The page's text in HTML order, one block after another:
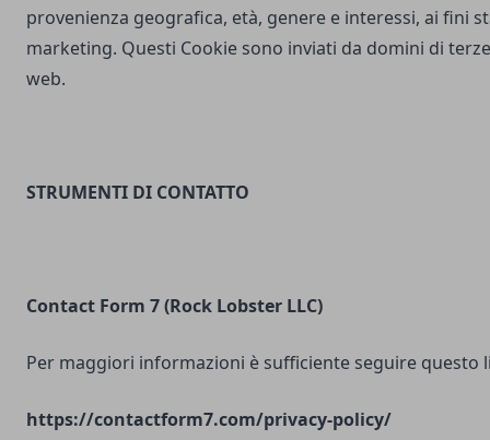
provenienza geografica, età, genere e interessi, ai fini
marketing. Questi Cookie sono inviati da domini di
web.
STRUMENTI DI CONTATTO
Contact Form 7 (Rock Lobster LLC)
Per maggiori informazioni è sufficiente seguire questo
https://contactform7.com/privacy-policy/